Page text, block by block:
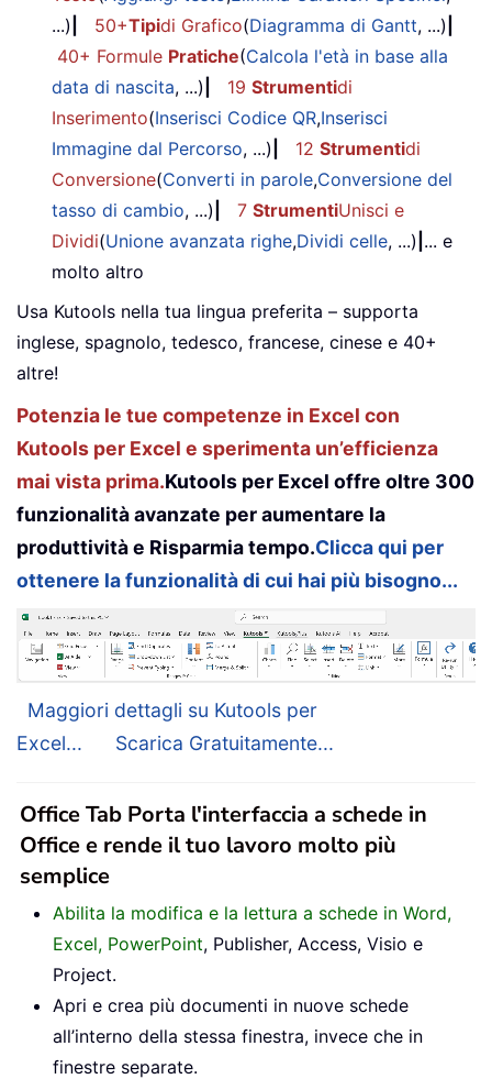
...)
50+Tipidi Grafico(Diagramma di Gantt, ...)
40+ Formule Pratiche(Calcola l'età in base alla
data di nascita, ...) 19 Strumentidi
Inserimento(Inserisci Codice QR,Inserisci
Immagine dal Percorso, ...) 12 Strumentidi
Conversione(Converti in parole,Conversione del
tasso di cambio, ...) 7 StrumentiUnisci e
Dividi(Unione avanzata righe,Dividi celle, ...) ... e
molto altro
Usa Kutools nella tua lingua preferita – supporta
inglese, spagnolo, tedesco, francese, cinese e 40+
altre!
Potenzia le tue competenze in Excel con
Kutools per Excel e sperimenta un’efficienza
mai vista prima.Kutools per Excel offre oltre 300
funzionalità avanzate per aumentare la
produttività e Risparmia tempo.Clicca qui per
ottenere la funzionalità di cui hai più bisogno...
Maggiori dettagli su Kutools per
Excel...
Scarica Gratuitamente...
Office Tab Porta l'interfaccia a schede in
Office e rende il tuo lavoro molto più
semplice
Abilita la modifica e la lettura a schede in Word,
Excel, PowerPoint, Publisher, Access, Visio e
Project.
Apri e crea più documenti in nuove schede
all’interno della stessa finestra, invece che in
finestre separate.